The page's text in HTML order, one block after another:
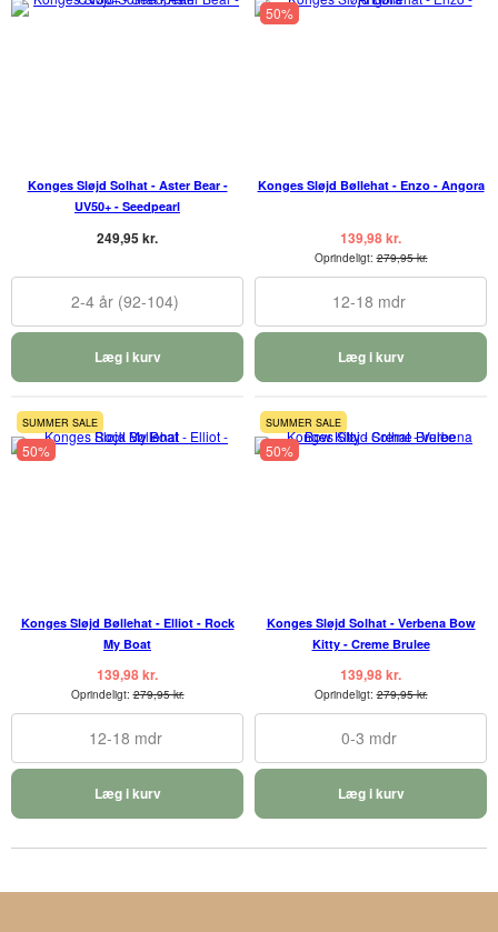
Konges Sløjd Solhat - Aster Bear -
UV50+ - Seedpearl
249,95 kr.
2-4 år (92-104)
Læg i kurv
50%
Konges Sløjd Bøllehat - Enzo - Angora
139,98 kr.
Oprindeligt:279,95 kr.
12-18 mdr
Læg i kurv
SUMMER SALE
50%
Konges Sløjd Bøllehat - Elliot - Rock
My Boat
139,98 kr.
Oprindeligt:279,95 kr.
12-18 mdr
Læg i kurv
SUMMER SALE
50%
Konges Sløjd Solhat - Verbena Bow
Kitty - Creme Brulee
139,98 kr.
Oprindeligt:279,95 kr.
0-3 mdr
Læg i kurv